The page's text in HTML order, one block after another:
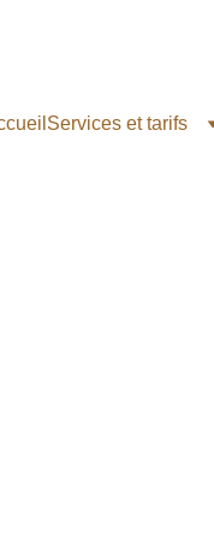
Services et tarifs